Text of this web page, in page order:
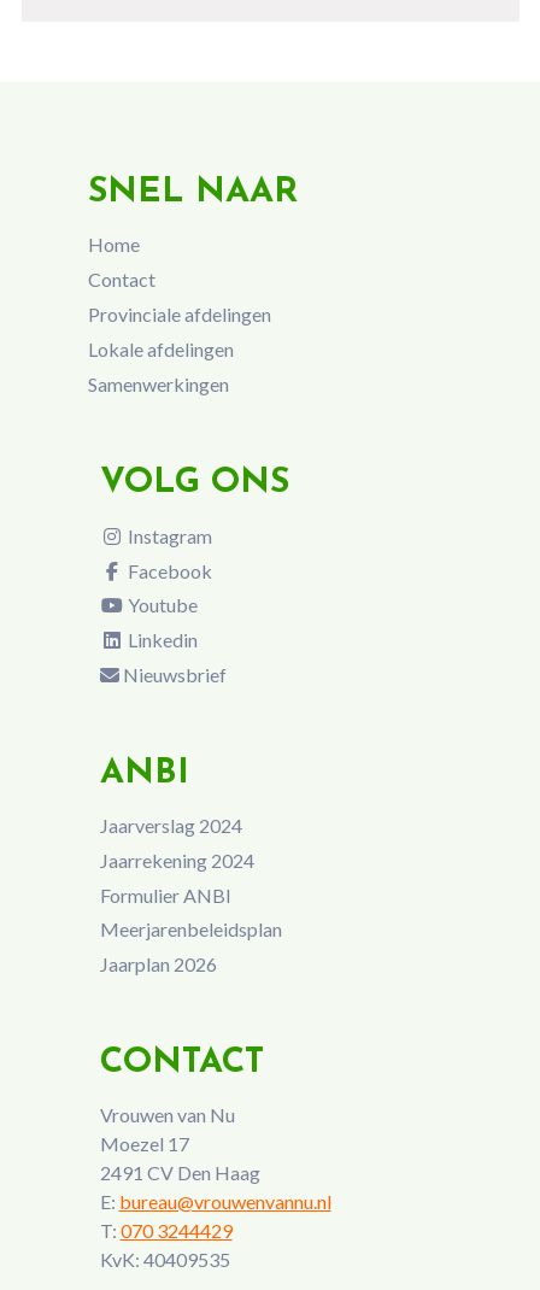
SNEL NAAR
Home
Contact
Provinciale afdelingen
Lokale afdelingen
Samenwerkingen
VOLG ONS
Instagram
Facebook
Youtube
Linkedin
Nieuwsbrief
ANBI
Jaarverslag 2024
Jaarrekening 2024
Formulier ANBI
Meerjarenbeleidsplan
Jaarplan 2026
CONTACT
Vrouwen van Nu
Moezel 17
2491 CV Den Haag
E: bureau@vrouwenvannu.nl
T: 070 3244429
KvK: 40409535